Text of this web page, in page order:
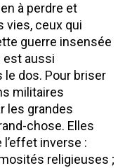
à perdre et
vies, ceux qui
guerre insensée
est aussi
le dos. Pour briser
militaires
les grandes
chose. Elles
inverse :
religieuses ;